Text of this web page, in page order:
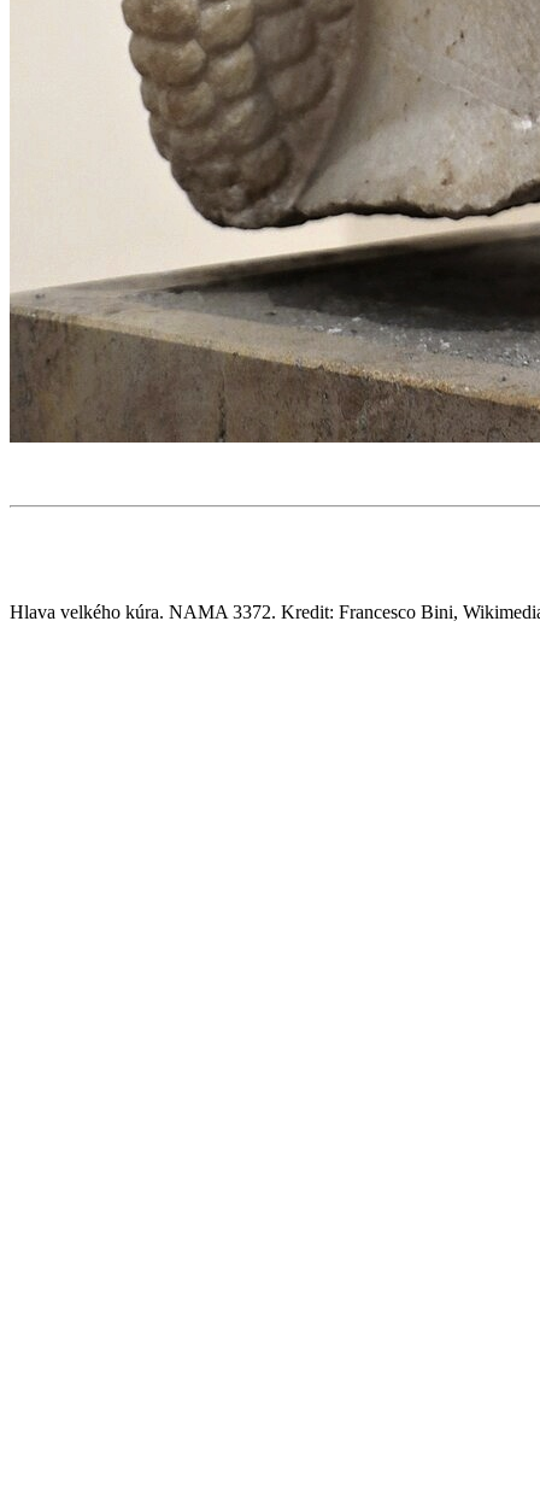
Hlava velkého kúra. NAMA 3372. Kredit: Francesco Bini,